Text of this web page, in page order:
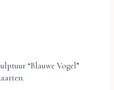
“Blauwe Vogel”